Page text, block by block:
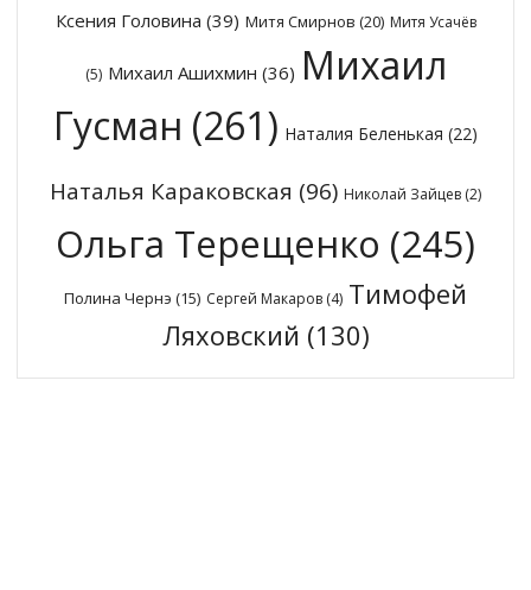
Ксения Головина (39) Митя Смирнов (20) Митя Усачёв
(5) Михаил Ашихмин (36) Михаил
Гусман (261) Наталия Беленькая (22)
Наталья Караковская (96) Николай Зайцев (2)
Ольга Терещенко (245)
Полина Чернэ (15) Сергей Макаров (4) Тимофей
Ляховский (130)